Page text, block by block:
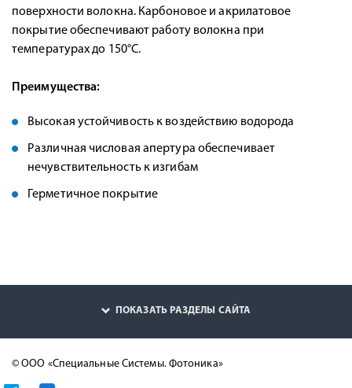
поверхности волокна. Карбоновое и акрилатовое
покрытие обеспечивают работу волокна при
температурах до 150°С.
Преимущества:
Высокая устойчивость к воздействию водорода
Различная числовая апертура обеспечивает
нечувствительность к изгибам
Герметичное покрытие
ПОКАЗАТЬ РАЗДЕЛЫ САЙТА
© ООО «Специальные Системы. Фотоника»